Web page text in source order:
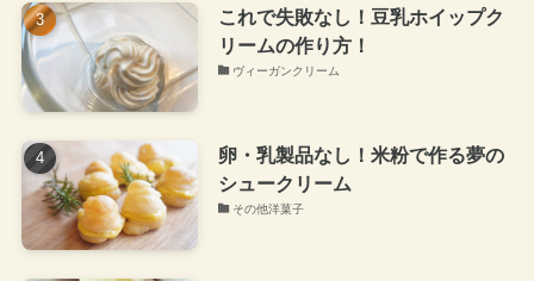
これで失敗なし！豆乳ホイップク
リームの作り方！
ヴィーガンクリーム
卵・乳製品なし！米粉で作る夢の
シュークリーム
その他洋菓子